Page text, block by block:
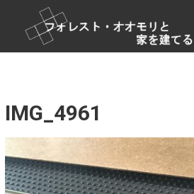
ン
フォレスト・オオモリと家
を建てる
家づくり＆DIY
IMG_4961